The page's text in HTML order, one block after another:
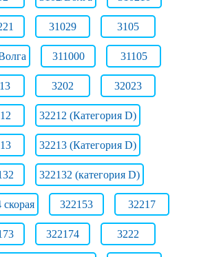
31029 3105
311000 31105
3202 32023
32212 (Категория D)
32213 (Категория D)
322132 (категория D)
скорая 322153 32217
322174 3222